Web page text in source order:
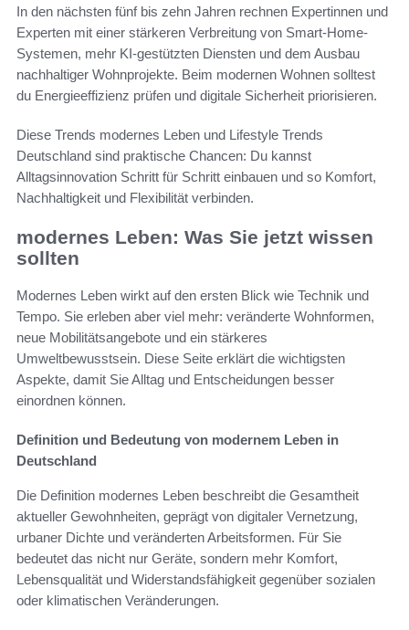
In den nächsten fünf bis zehn Jahren rechnen Expertinnen und
Experten mit einer stärkeren Verbreitung von Smart-Home-
Systemen, mehr KI-gestützten Diensten und dem Ausbau
nachhaltiger Wohnprojekte. Beim modernen Wohnen solltest
du Energieeffizienz prüfen und digitale Sicherheit priorisieren.
Diese Trends modernes Leben und Lifestyle Trends
Deutschland sind praktische Chancen: Du kannst
Alltagsinnovation Schritt für Schritt einbauen und so Komfort,
Nachhaltigkeit und Flexibilität verbinden.
modernes Leben: Was Sie jetzt wissen
sollten
Modernes Leben wirkt auf den ersten Blick wie Technik und
Tempo. Sie erleben aber viel mehr: veränderte Wohnformen,
neue Mobilitätsangebote und ein stärkeres
Umweltbewusstsein. Diese Seite erklärt die wichtigsten
Aspekte, damit Sie Alltag und Entscheidungen besser
einordnen können.
Definition und Bedeutung von modernem Leben in
Deutschland
Die Definition modernes Leben beschreibt die Gesamtheit
aktueller Gewohnheiten, geprägt von digitaler Vernetzung,
urbaner Dichte und veränderten Arbeitsformen. Für Sie
bedeutet das nicht nur Geräte, sondern mehr Komfort,
Lebensqualität und Widerstandsfähigkeit gegenüber sozialen
oder klimatischen Veränderungen.